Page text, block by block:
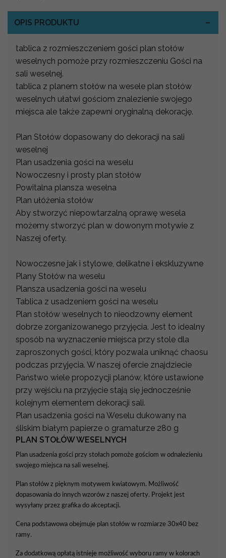
OPIS PRODUKTU
tablica z rozmieszczeniem gości plan stołów
weselnych pomoże przy rozmieszczeniu Gości na
sali weselnej.
tablica z planem stołów na wesele plan stołów
weselnych ułatwi gościom znalezienie swojego
miejsca ale także zapewni oryginalną dekorację.
Plan Stołów dopasowany do dekoracji na sali
weselnej
Plan usadzenia gości na weselu
Nowoczesny i prosty plan stołów
Powitalna plansza weselna
Plan ułóżenia stołów
Aby stworzyć niepowtarzalną oprawę wesela
możemy stworzyć plan w dowonym motywie z
Naszej oferty.
Nowoczesne jak i stylowe, delikatne i ekskluzywne
Plany Stołów na weselu
Plansza usadzenia gości na weselu
Tablica z usadzeniem gości na weselu
Plan stołów weselnych to nieodzowny element
dobrze zorganizowanego przyjęcia. Jest to idealny
sposób na wyznaczenie miejsca przy stole dla
zaproszonych gości, który pozwala uniknąć chaosu
podczas przyjęcia. W naszej ofercie znajdziecie
Państwo wiele propozycji planów, które ustawione
przy wejściu na przyjęcie stają się jednocześnie
kolejnym elementem dekoracji sali.
Plan usadzenia gości na Weselu dukowany na
śliskim białym papierze o gramaturze 280 g
PLAN STOŁÓW WESELNYCH
Plan usadzenia gości przy stołach pomoże gościom w odnalezieniu
swojego miejsca na sali weselnej.
Plan stołów z pięknym motywem kwiatowym. Możliwość
dopasowania do innych wzorów z naszej oferty. Projekt jest
wysyłany przez grafika do akceptacji.
Cena podstawowa obejmuje plan stołów w rozmiarze 30x40 bez
ramy.
Za dodatkową opłatą istnieje możliwość wyboru ramy w kolorach